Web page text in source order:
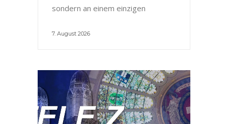
sondern an einem einzigen
7. August 2026